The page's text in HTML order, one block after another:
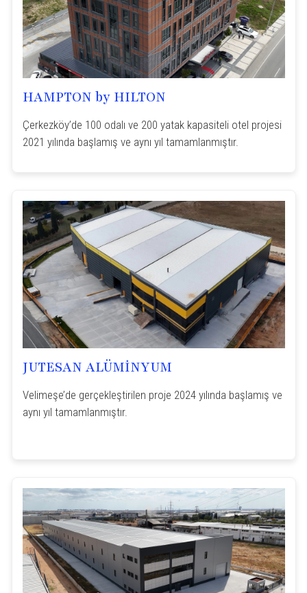
HAMPTON by HILTON
Çerkezköy’de 100 odalı ve 200 yatak kapasiteli otel projesi
2021 yılında başlamış ve aynı yıl tamamlanmıştır.
JUTESAN ALÜMİNYUM
Velimeşe’de gerçekleştirilen proje 2024 yılında başlamış ve
aynı yıl tamamlanmıştır.